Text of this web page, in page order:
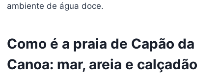
ambiente de água doce.
Como é a praia de Capão da
Canoa: mar, areia e calçadão